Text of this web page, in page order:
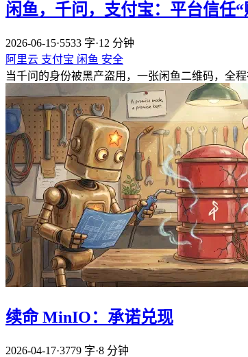
闲鱼，千问，支付宝：平台信任
2026-06-15·5533 字·12 分钟
阿里云 支付宝 闲鱼 安全
当千问的身份被黑产盗用，一张闲鱼二维码，全
续命 MinIO：承诺兑现
2026-04-17·3779 字·8 分钟